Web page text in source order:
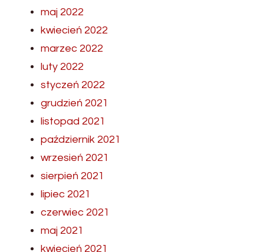
maj 2022
kwiecień 2022
marzec 2022
luty 2022
styczeń 2022
grudzień 2021
listopad 2021
październik 2021
wrzesień 2021
sierpień 2021
lipiec 2021
czerwiec 2021
maj 2021
kwiecień 2021